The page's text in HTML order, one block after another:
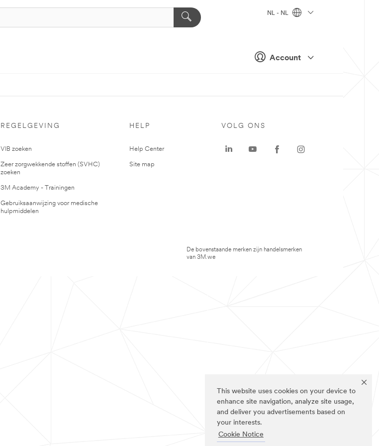
This website uses cookies on your device to
enhance site navigation, analyze site usage,
and deliver you advertisements based on
your interests.
Cookie Notice
Account
NL - NL
REGELGEVING
VIB zoeken
Zeer zorgwekkende stoffen (SVHC)
zoeken
3M Academy - Trainingen
Gebruiksaanwijzing voor medische
hulpmiddelen
HELP
Help Center
Site map
VOLG ONS
De bovenstaande merken zijn handelsmerken
van 3M.we